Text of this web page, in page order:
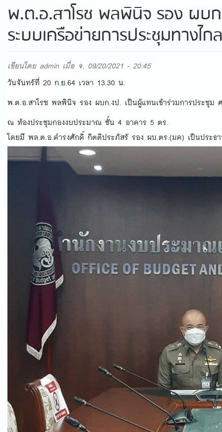
พ.ต.อ.สาโรช พลพินิจ รอง ผบ
ระบบเครือข่ายการประชุมทางไก
เขียนโดย admin เมื่อ จ, 09/20/2021 - 20:45
วันจันทร์ที่ 20 ก.ย.64 เวลา 13.30 น.
พ.ต.อ.สาโรช พลพินิจ รอง ผบก.งป. เป็นผู้แทนเข้าร่วมการประชุม
ณ ห้องประชุมกองงบประมาณ ชั้น 4 อาคาร 5 ตร.
โดยมี พล.ต.อ.ดำรงศักดิ์ กิตติประภัสร์ รอง ผบ.ตร.(มค) เป็นประธ